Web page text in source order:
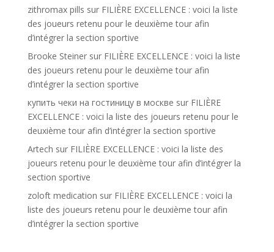
zithromax pills sur FILIÈRE EXCELLENCE : voici la liste
des joueurs retenu pour le deuxième tour afin
d’intégrer la section sportive
Brooke Steinersur FILIÈRE EXCELLENCE : voici la liste
des joueurs retenu pour le deuxième tour afin
d’intégrer la section sportive
купить чеки на гостиницу в москве sur FILIÈRE
EXCELLENCE : voici la liste des joueurs retenu pour le
deuxième tour afin d’intégrer la section sportive
Artech sur FILIÈRE EXCELLENCE : voici la liste des
joueurs retenu pour le deuxième tour afin d’intégrer la
section sportive
zoloft medication sur FILIÈRE EXCELLENCE : voici la
liste des joueurs retenu pour le deuxième tour afin
d’intégrer la section sportive